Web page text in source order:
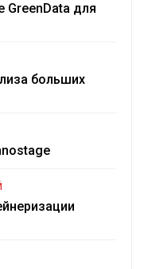
GreenData для
больших